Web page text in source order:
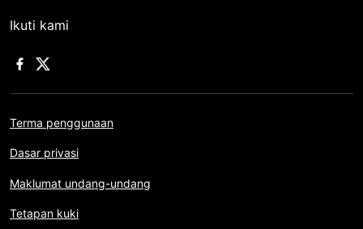
Ikuti kami
Terma penggunaan
Dasar privasi
Maklumat undang-undang
Tetapan kuki